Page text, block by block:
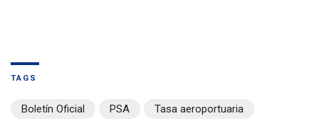
TAGS
Boletín Oficial PSA Tasa aeroportuaria